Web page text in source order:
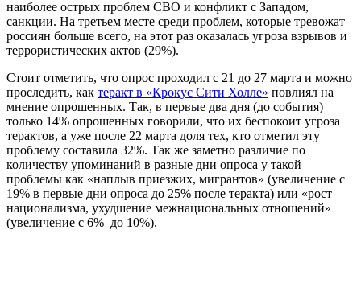
наиболее острых проблем СВО и конфликт с Западом,
санкции. На третьем месте среди проблем, которые тревожат
россиян больше всего, на этот раз оказалась угроза взрывов и
террористических актов (29%).
Стоит отметить, что опрос проходил с 21 до 27 марта и можно
проследить, как теракт в «Крокус Сити Холле» повлиял на
мнение опрошенных. Так, в первые два дня (до события)
только 14% опрошенных говорили, что их беспокоит угроза
терактов, а уже после 22 марта доля тех, кто отметил эту
проблему составила 32%. Так же заметно различие по
количеству упоминаний в разные дни опроса у такой
проблемы как «наплыв приезжих, мигрантов» (увеличение с
19% в первые дни опроса до 25% после теракта) или «рост
национализма, ухудшение межнациональных отношений»
(увеличение с 6% до 10%).